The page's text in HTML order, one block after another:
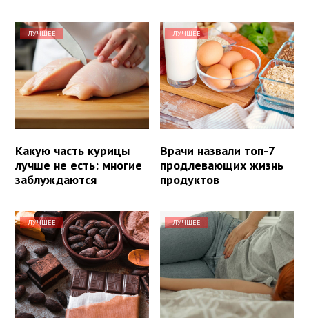
ЛУЧШЕЕ
Какую часть курицы
лучше не есть: многие
заблуждаются
ЛУЧШЕЕ
Врачи назвали топ-7
продлевающих жизнь
продуктов
ЛУЧШЕЕ ЛУЧШЕЕ